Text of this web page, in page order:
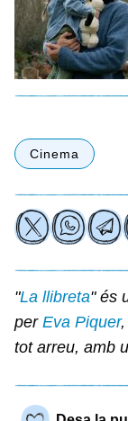
Cinema
"La llibreta" és
per Eva Piquer
tot arreu, amb